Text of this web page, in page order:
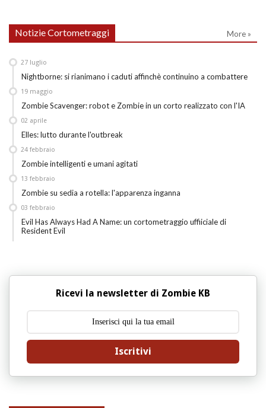
Notizie Cortometraggi More »
Nightborne: si rianimano i caduti affinchè continuino a combattere
27 luglio
Zombie Scavenger: robot e Zombie in un corto realizzato con l'IA
19 maggio
Elles: lutto durante l'outbreak
02 aprile
Zombie intelligenti e umani agitati
24 febbraio
Zombie su sedia a rotella: l'apparenza inganna
13 febbraio
Evil Has Always Had A Name: un cortometraggio uffiiciale di
Resident Evil
03 febbraio
Ricevi la newsletter di Zombie KB
Iscritivi